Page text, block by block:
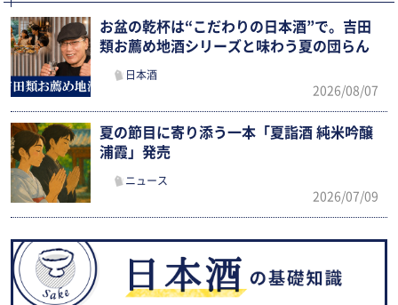
お盆の乾杯は“こだわりの日本酒”で。吉田
類お薦め地酒シリーズと味わう夏の団らん
日本酒
2026/08/07
夏の節目に寄り添う一本「夏詣酒 純米吟醸
浦霞」発売
ニュース
2026/07/09